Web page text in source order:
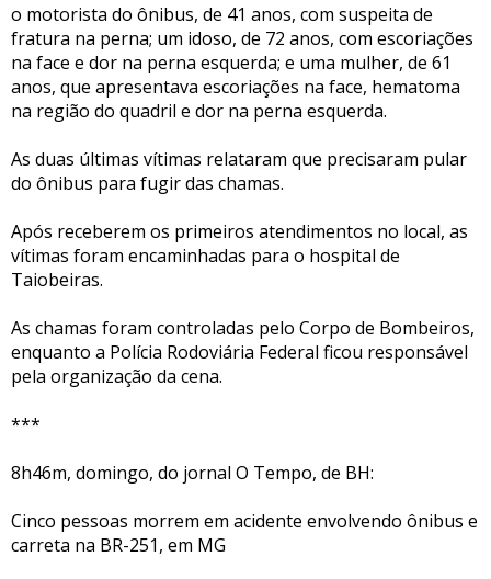
o motorista do ônibus, de 41 anos, com suspeita de
fratura na perna; um idoso, de 72 anos, com escoriações
na face e dor na perna esquerda; e uma mulher, de 61
anos, que apresentava escoriações na face, hematoma
na região do quadril e dor na perna esquerda.
As duas últimas vítimas relataram que precisaram pular
do ônibus para fugir das chamas.
Após receberem os primeiros atendimentos no local, as
vítimas foram encaminhadas para o hospital de
Taiobeiras.
As chamas foram controladas pelo Corpo de Bombeiros,
enquanto a Polícia Rodoviária Federal ficou responsável
pela organização da cena.
***
8h46m, domingo, do jornal O Tempo, de BH:
Cinco pessoas morrem em acidente envolvendo ônibus e
carreta na BR-251, em MG